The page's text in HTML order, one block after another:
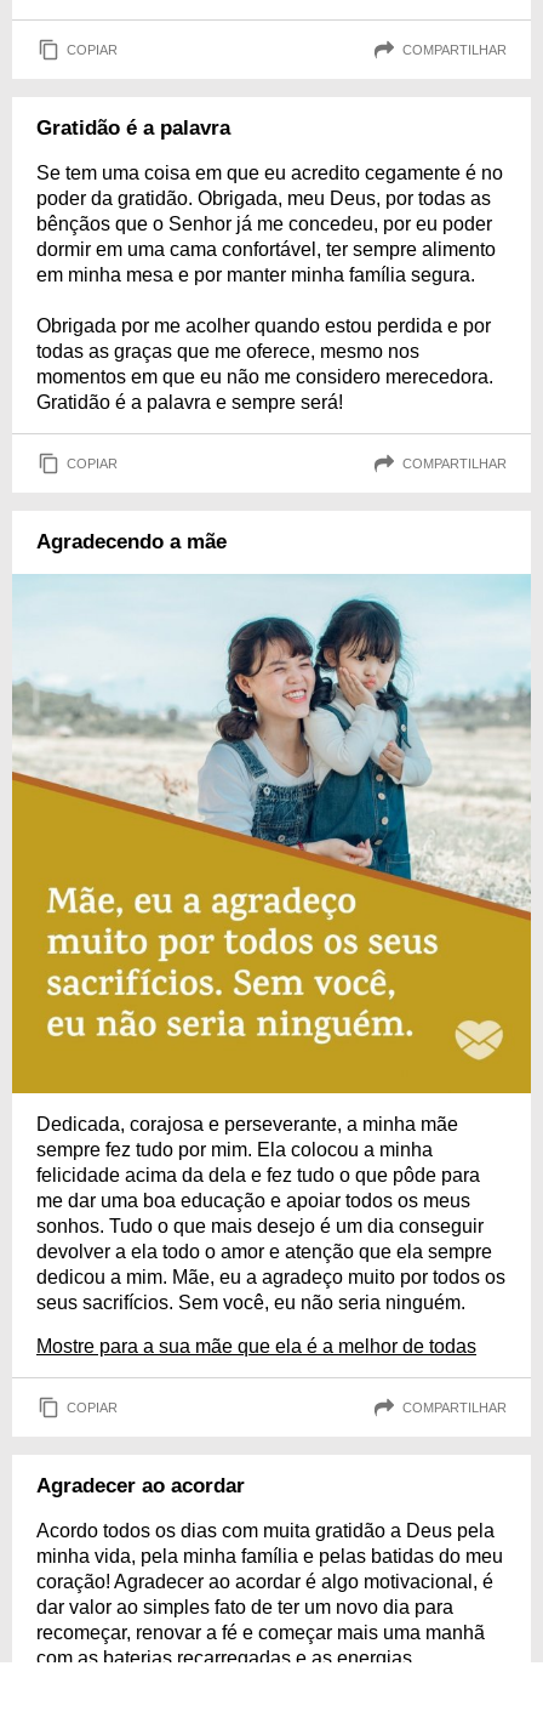
COPIAR COMPARTILHAR
Gratidão é a palavra
Se tem uma coisa em que eu acredito cegamente é no
poder da gratidão. Obrigada, meu Deus, por todas as
bênçãos que o Senhor já me concedeu, por eu poder
dormir em uma cama confortável, ter sempre alimento
em minha mesa e por manter minha família segura.
Obrigada por me acolher quando estou perdida e por
todas as graças que me oferece, mesmo nos
momentos em que eu não me considero merecedora.
Gratidão é a palavra e sempre será!
COPIAR COMPARTILHAR
Agradecendo a mãe
Dedicada, corajosa e perseverante, a minha mãe
sempre fez tudo por mim. Ela colocou a minha
felicidade acima da dela e fez tudo o que pôde para
me dar uma boa educação e apoiar todos os meus
sonhos. Tudo o que mais desejo é um dia conseguir
devolver a ela todo o amor e atenção que ela sempre
dedicou a mim. Mãe, eu a agradeço muito por todos os
seus sacrifícios. Sem você, eu não seria ninguém.
Mostre para a sua mãe que ela é a melhor de todas
COPIAR COMPARTILHAR
Agradecer ao acordar
Acordo todos os dias com muita gratidão a Deus pela
minha vida, pela minha família e pelas batidas do meu
coração! Agradecer ao acordar é algo motivacional, é
dar valor ao simples fato de ter um novo dia para
recomeçar, renovar a fé e começar mais uma manhã
com as baterias recarregadas e as energias